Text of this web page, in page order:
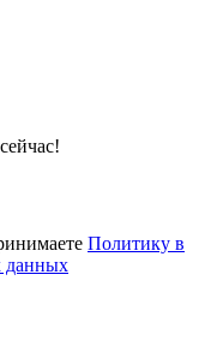
Политику в
данных